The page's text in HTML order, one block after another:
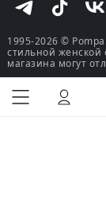
1995-2026 ©
стильной
магазина могут